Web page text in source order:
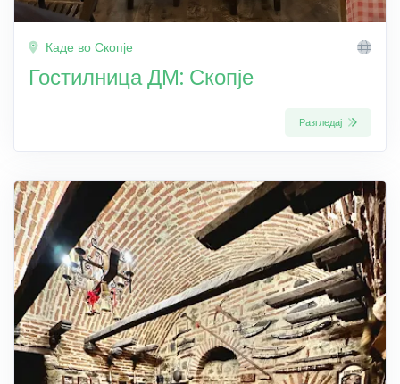
Каде во Скопје
Гостилница ДМ: Скопје
Разгледај